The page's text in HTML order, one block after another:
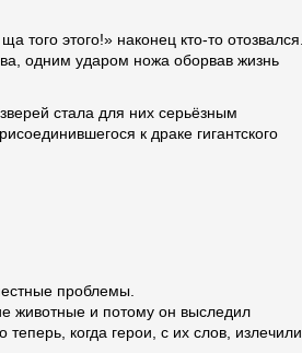
этого!» наконец кто-то отозвался.
одним ударом ножа оборвав жизнь
стала для них серьёзным
к драке гигантского
проблемы.
животные и потому он выследил
когда герои, с их слов, излечили